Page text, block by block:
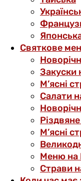
Святкове
Закуски
М’ясні
Салати
М’ясні
Меню на
Страви